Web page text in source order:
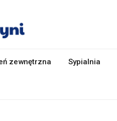
zewnętrzna Sypialnia